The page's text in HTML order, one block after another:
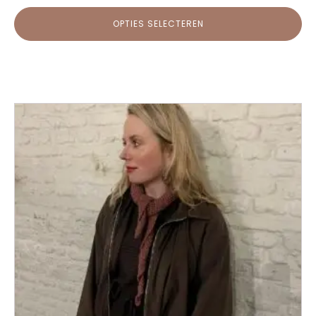
prijs
was:
€ 48,95.
prijs
€ 25,00.
OPTIES SELECTEREN